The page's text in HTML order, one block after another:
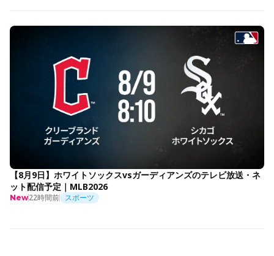
【8月9日】ホワイトソックスvsガーディアンズのテレビ放送・ネ
ット配信予定｜MLB2026
New22時間前 スポーツ